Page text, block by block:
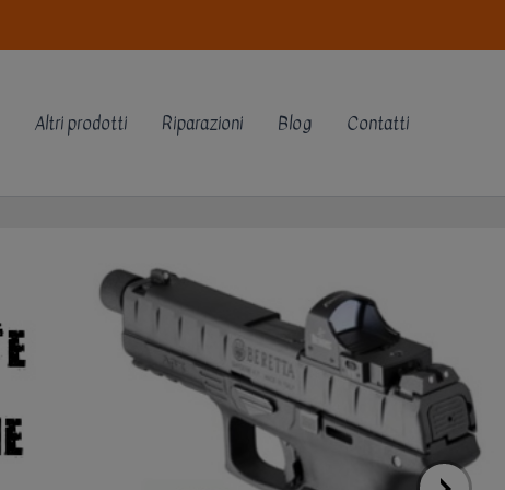
Altri prodotti Riparazioni Blog Contatti